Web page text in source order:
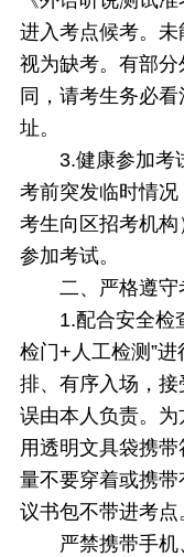
进入考点候考。
视为缺考。有部
同，请考生务必
址。
3.健康参加考
考前突发临时情
考生向区招考机
参加考试。
二、严格遵守
1.配合安全检
检门+人工检测”
排、有序入场，
误由本人负责。
用透明文具袋携
量不要穿着或携
议书包不带进考点
严禁携带手